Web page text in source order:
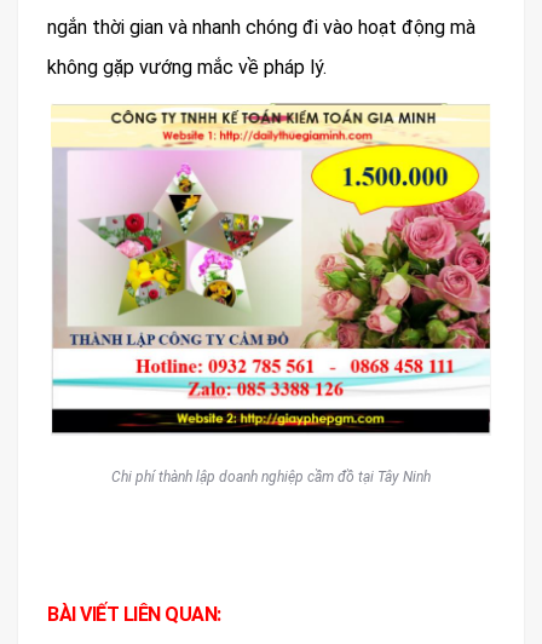
ngắn thời gian và nhanh chóng đi vào hoạt động mà
không gặp vướng mắc về pháp lý.
Chi phí thành lập doanh nghiệp cầm đồ tại Tây Ninh
BÀI VIẾT LIÊN QUAN: